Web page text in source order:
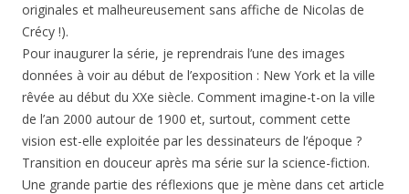
originales et malheureusement sans affiche de Nicolas de
Crécy !).
Pour inaugurer la série, je reprendrais l’une des images
données à voir au début de l’exposition : New York et la ville
rêvée au début du XXe siècle. Comment imagine-t-on la ville
de l’an 2000 autour de 1900 et, surtout, comment cette
vision est-elle exploitée par les dessinateurs de l’époque ?
Transition en douceur après ma série sur la science-fiction.
Une grande partie des réflexions que je mène dans cet article